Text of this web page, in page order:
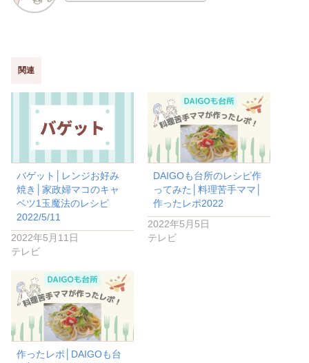
関連
バゲット│レンジお好み
焼き│家政婦マコのキャ
ベツ1玉魔法のレシピ
2022/5/11
2022年5月11日
テレビ
DAIGOも台所のレシピ作
ってみた│料理苦手ママ│
作ったレポ2022
2022年5月5日
テレビ
作ったレポ│DAIGOも台